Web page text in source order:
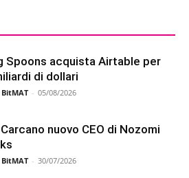
Spoons acquista Airtable per
di dollari
- 05/08/2026
nuovo CEO di Nozomi
- 30/07/2026